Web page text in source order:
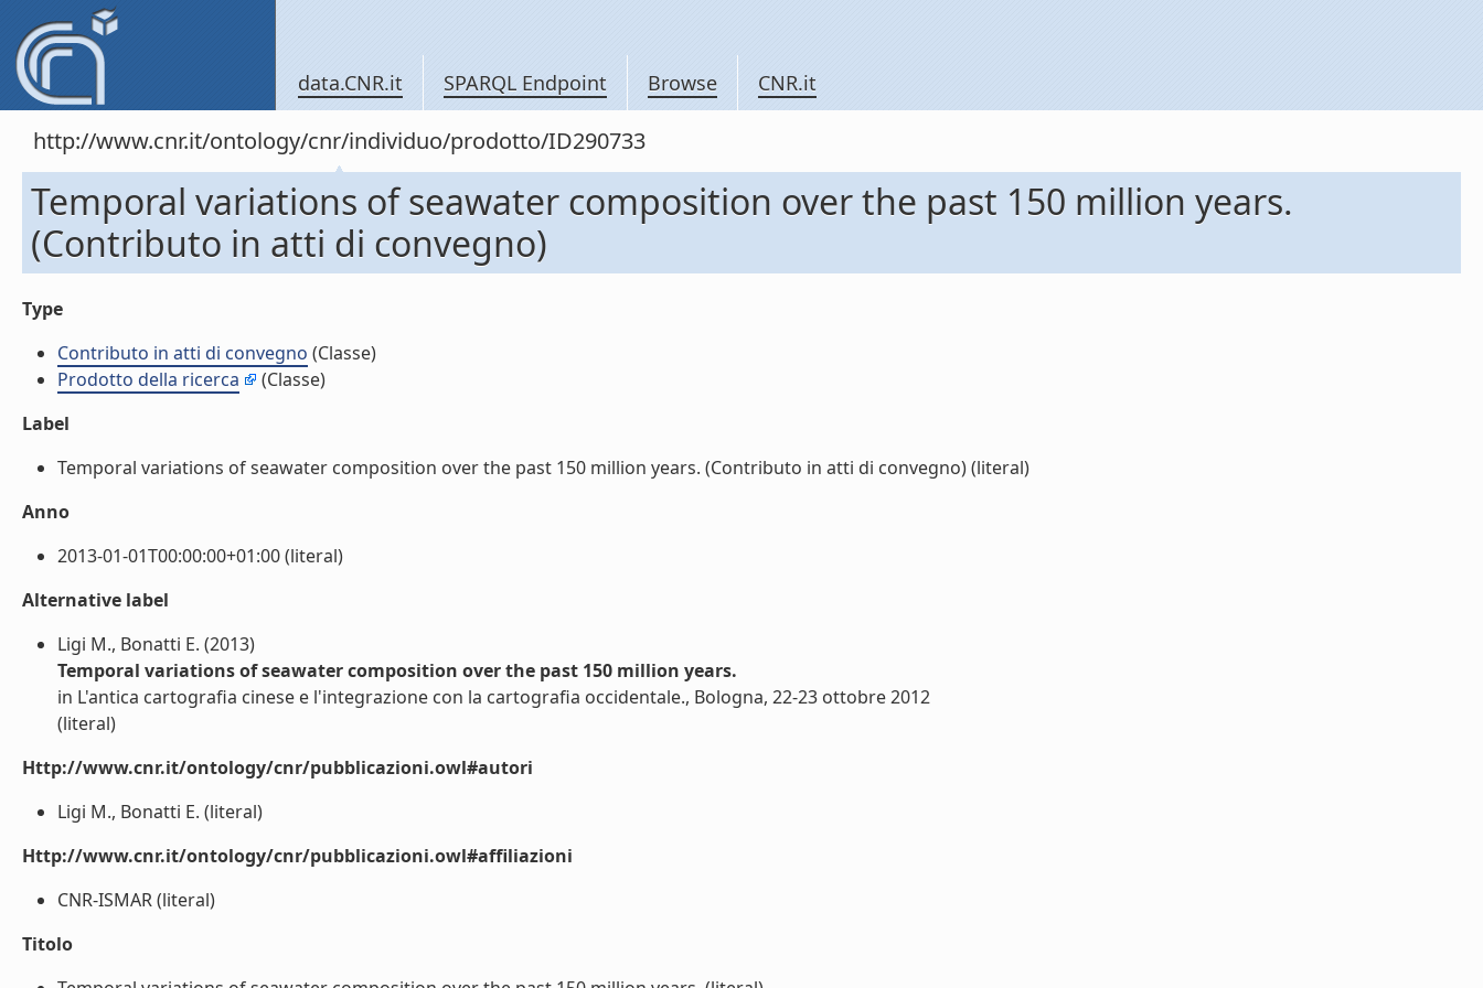
data.CNR.it SPARQL Endpoint Browse CNR.it
http://www.cnr.it/ontology/cnr/individuo/prodotto/ID290733
Temporal variations of seawater composition over the past 150 million years.
(Contributo in atti di convegno)
Type
Contributo in atti di convegno (Classe)
Prodotto della ricerca
(Classe)
Label
Temporal variations of seawater composition over the past 150 million years. (Contributo in atti di convegno) (literal)
Anno
2013-01-01T00:00:00+01:00 (literal)
Alternative label
Ligi M., Bonatti E. (2013)
Temporal variations of seawater composition over the past 150 million years.
in L'antica cartografia cinese e l'integrazione con la cartografia occidentale., Bologna, 22-23 ottobre 2012
(literal)
Http://www.cnr.it/ontology/cnr/pubblicazioni.owl#autori
Ligi M., Bonatti E. (literal)
Http://www.cnr.it/ontology/cnr/pubblicazioni.owl#affiliazioni
CNR-ISMAR (literal)
Titolo